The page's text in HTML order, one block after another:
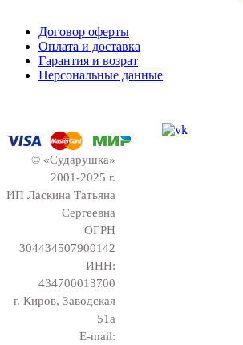
Договор оферты
Оплата и доставка
Гарантия и возрат
Персональные данные
© «Сударушка»
2001-2025 г.
ИП Ласкина Татьяна
Сергеевна
ОГРН
304434507900142
ИНН:
434700013700
г. Киров, Заводская
51а
E-mail: